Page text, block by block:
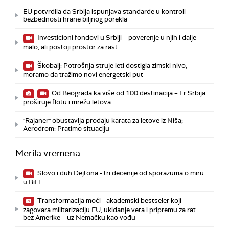
EU potvrdila da Srbija ispunjava standarde u kontroli
bezbednosti hrane biljnog porekla
Investicioni fondovi u Srbiji – poverenje u njih i dalje
malo, ali postoji prostor za rast
Škobalj: Potrošnja struje leti dostigla zimski nivo,
moramo da tražimo novi energetski put
Od Beograda ka više od 100 destinacija – Er Srbija
proširuje flotu i mrežu letova
"Rajaner" obustavlja prodaju karata za letove iz Niša;
Aerodrom: Pratimo situaciju
Merila vremena
Slovo i duh Dejtona - tri decenije od sporazuma o miru
u BiH
Transformacija moći - akademski bestseler koji
zagovara militarizaciju EU, ukidanje veta i pripremu za rat
bez Amerike – uz Nemačku kao vođu